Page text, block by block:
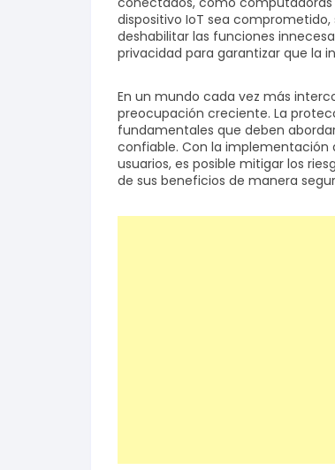
dispositivo IoT sea
deshabilitar las funciones
privacidad para garantizar que la
En un mundo cada vez más
preocupación creciente. La
fundamentales que deben
confiable. Con la implementación
usuarios, es posible mitigar los
de sus beneficios de manera